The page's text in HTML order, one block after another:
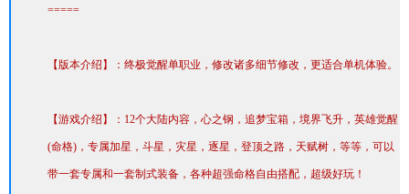
=====
【版本介绍】：终极觉醒单职业，修改诸多细节修改，更适合单机体验。
【游戏介绍】：12个大陆内容，心之钢，追梦宝箱，境界飞升，英雄觉醒
(命格)，专属加星，斗星，灾星，逐星，登顶之路，天赋树，等等，可以
带一套专属和一套制式装备，各种超强命格自由搭配，超级好玩！